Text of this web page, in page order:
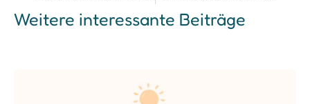
Weitere interessante Beiträge